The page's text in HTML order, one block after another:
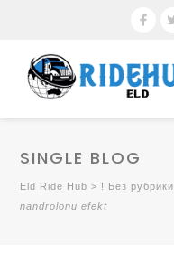
SINGLE BLOG
Eld Ride Hub > ! Без рубрики
nandrolonu efekt